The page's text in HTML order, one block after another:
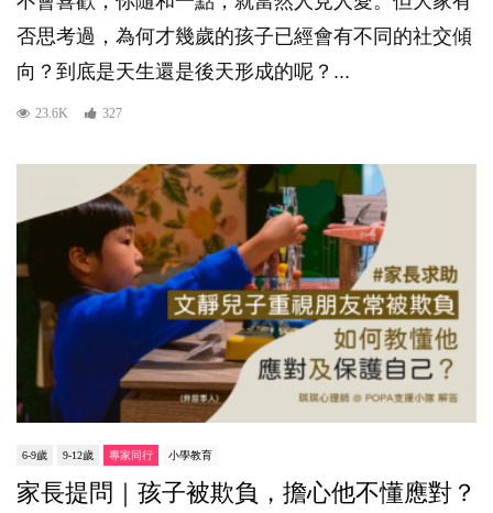
否思考過，為何才幾歲的孩子已經會有不同的社交傾
向？到底是天生還是後天形成的呢？...
23.6K 327
6-9歲 9-12歲 專家同行 小學教育
家長提問｜孩子被欺負，擔心他不懂應對？